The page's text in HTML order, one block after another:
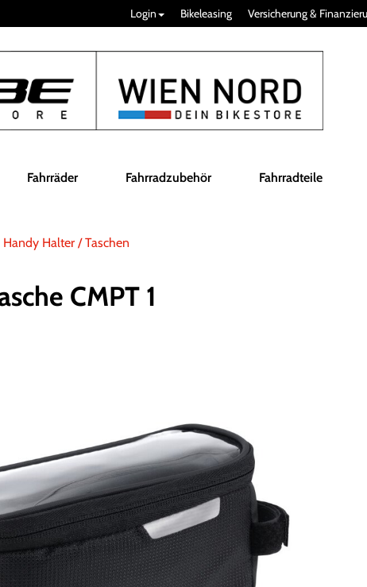
Login Bikeleasing Versicherung &
Fahrräder Fahrradzubehör Fahrradteile
Handy Halter / Taschen
CMPT 1